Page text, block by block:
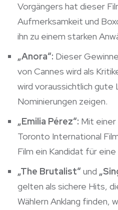
Vorgängers hat dieser
Aufmerksamkeit und
ihn zu einem starken
„Anora“: Dieser
von Cannes wird als
wird voraussichtlich gute
Nominierungen zeigen.
„Emilia Pérez“: Mit
Toronto International
Film ein Kandidat für
„The Brutalist“ und
gelten als sichere Hits,
Wählern Anklang finden,